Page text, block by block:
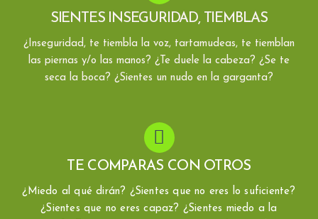
SIENTES INSEGURIDAD, TIEMBLAS
¿Inseguridad, te tiembla la voz, tartamudeas, te tiemblan
las piernas y/o las manos? ¿Te duele la cabeza? ¿Se te
seca la boca? ¿Sientes un nudo en la garganta?
TE COMPARAS CON OTROS
¿Miedo al qué dirán? ¿Sientes que no eres lo suficiente?
¿Sientes que no eres capaz? ¿Sientes miedo a la